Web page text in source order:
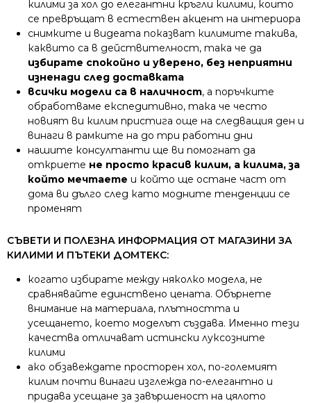
килими за хол до елегантни кръгли килими, които
се превръщат в естествен акцент на интериора
снимките и видеата показват килимите такива,
каквито са в действителност, така че да
избирате спокойно и уверено, без неприятни
изненади след доставката
всички модели са в наличност, а поръчките
обработваме експедитивно, така че често
новият ви килим пристига още на следващия ден и
винаги в рамките на до три работни дни
нашите консултанти ще ви помогнат да
откриете не просто красив килим, а килима, за
който мечтаете и който ще остане част от
дома ви дълго след като модните тенденции се
променят
СЪВЕТИ И ПОЛЕЗНА ИНФОРМАЦИЯ ОТ МАГАЗИНИ ЗА
КИЛИМИ И ПЪТЕКИ ДОМТЕКС:
когато избирате между няколко модела, не
сравнявайте единствено цената. Обърнете
внимание на материала, плътността и
усещането, което моделът създава. Именно тези
качества отличават истински луксозните
килими
ако обзавеждате просторен хол, по-големият
килим почти винаги изглежда по-елегантно и
придава усещане за завършеност на цялото